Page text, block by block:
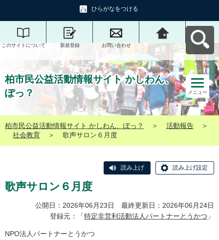
ひらがなをつける
このサイトについて 新規登録 お問い合わせ
柏市民公益活動情報
サイト かしわん、ぽ
っ？へ戻る
柏市民公益活動情報サイト かしわん、
ぽっ？
メニュー
柏市民公益活動情報サイト かしわん、ぽっ？ ＞ 活動報告
＞
社会教育
＞ 歌声サロン６月度
読み上げ 読み上げ設定
歌声サロン６月度
公開日：2026年06月23日 最終更新日：2026年06月24日
登録元：「特定非営利活動法人パートナーとうかつ 」
NPO法人パートナーとうかつ